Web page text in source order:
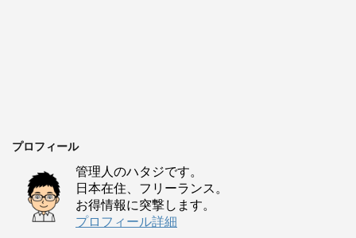
プロフィール
管理人のハタジです。
日本在住、フリーランス。
お得情報に突撃します。
プロフィール詳細